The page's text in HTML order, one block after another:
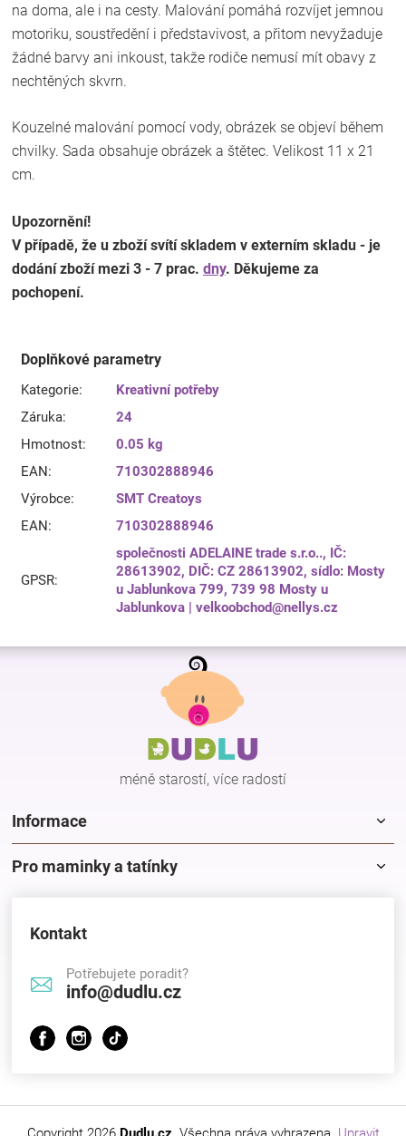
na doma, ale i na cesty. Malování pomáhá rozvíjet jemnou
motoriku, soustředění i představivost, a přitom nevyžaduje
žádné barvy ani inkoust, takže rodiče nemusí mít obavy z
nechtěných skvrn.
Kouzelné malování pomocí vody, obrázek se objeví během
chvilky. Sada obsahuje obrázek a štětec. Velikost 11 x 21
cm.
Upozornění!
V případě, že u zboží svítí skladem v externím skladu - je
dodání zboží mezi 3 - 7 prac. dny. Děkujeme za
pochopení.
Doplňkové parametry
Kategorie:
Kreativní potřeby
Záruka:
24
Hmotnost:
0.05 kg
EAN:
710302888946
Výrobce:
SMT Creatoys
EAN: 710302888946
GPSR:
společnosti ADELAINE trade s.r.o.., IČ:
28613902, DIČ: CZ 28613902, sídlo: Mosty
u Jablunkova 799, 739 98 Mosty u
Jablunkova | velkoobchod@nellys.cz
Z
méně starostí, více radostí
Informace
Pro maminky a tatínky
Kontakt
Potřebujete poradit?
info@dudlu.cz